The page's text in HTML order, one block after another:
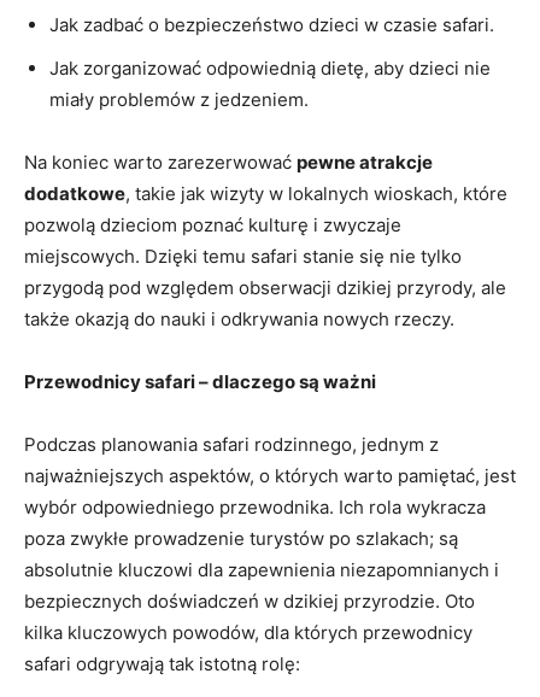
Jak zadbać o bezpieczeństwo dzieci w czasie safari.
Jak zorganizować odpowiednią dietę, aby dzieci ​nie⁢
miały problemów z jedzeniem.
Na koniec warto zarezerwować pewne atrakcje
⁢dodatkowe, takie jak wizyty w lokalnych wioskach, które
pozwolą dzieciom ‍poznać kulturę i zwyczaje⁢
miejscowych. Dzięki temu safari stanie się nie tylko
przygodą pod względem obserwacji dzikiej przyrody, ale
także okazją do nauki i odkrywania nowych rzeczy.
Przewodnicy safari – dlaczego są ważni
Podczas planowania safari rodzinnego, jednym z
najważniejszych aspektów, o których warto pamiętać, jest
wybór odpowiedniego przewodnika.‌ Ich rola wykracza
poza zwykłe prowadzenie turystów po szlakach; ‌są
absolutnie kluczowi‍ dla zapewnienia niezapomnianych ⁣i
bezpiecznych doświadczeń w dzikiej przyrodzie. Oto
kilka kluczowych powodów, dla ‍których przewodnicy
safari odgrywają tak‍ istotną rolę: